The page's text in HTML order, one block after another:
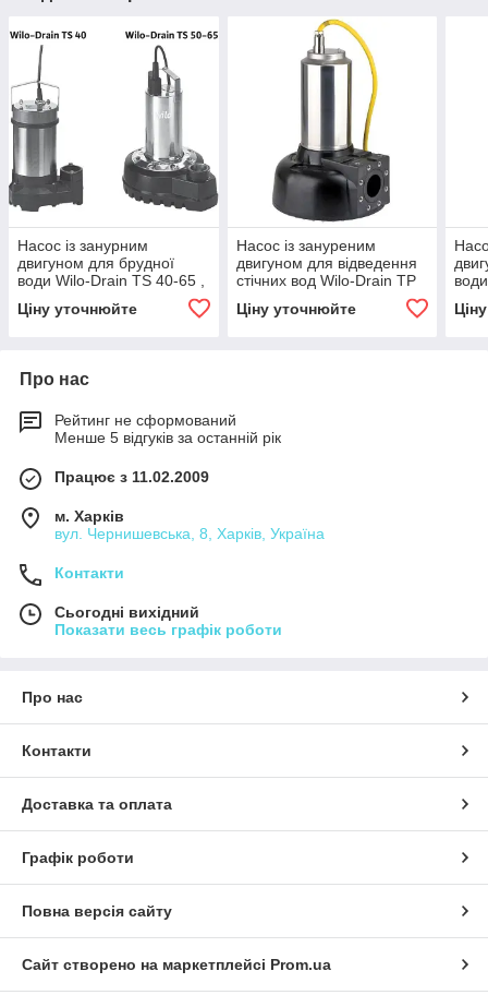
Насос із занурним
двигуном для брудної
води Wilo-Drain TS 40-65 ,
Ціну уточнюйте
Насос із зануреним
двигуном для відведення
стічних вод Wilo-Drain TP
(Німеччина)
Ціну уточнюйте
Про нас
Рейтинг не сформований
Менше 5 відгуків за останній рік
Працює з 11.02.2009
м. Харків
вул. Чернишевська, 8, Харків, Україна
Контакти
Сьогодні вихідний
Показати весь графік роботи
Про нас
Контакти
Доставка та оплата
Графік роботи
Повна версія сайту
Сайт створено на маркетплейсі Prom.ua